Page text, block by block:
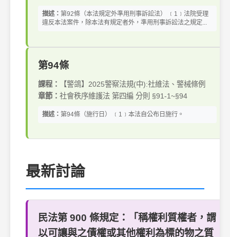
描述： 第92條（本法規定外準用刑事訴訟法） ﹝1﹞法院受理
違反本法案件，除本法有規定者外，準用刑事訴訟法之規定...
第94條
課程：
【警鴿】2025警察法規(中):社維法、警械條例
章節： 社會秩序維護法 第四編 分則 §91-1~§94
描述： 第94條（施行日） ﹝1﹞本法自公布日施行。
最新討論
民法第 900 條規定：「稱權利質權者，謂
以可讓與之債權或其他權利為標的物之質